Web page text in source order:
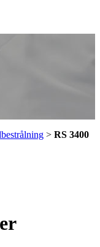
> RS 3400